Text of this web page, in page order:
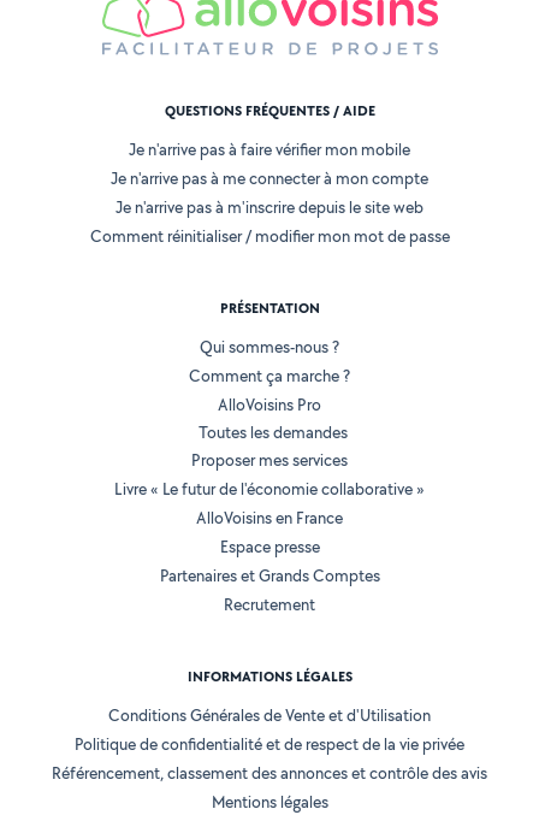
QUESTIONS FRÉQUENTES / AIDE
Je n'arrive pas à faire vérifier mon mobile
Je n'arrive pas à me connecter à mon compte
Je n'arrive pas à m'inscrire depuis le site web
Comment réinitialiser / modifier mon mot de passe
PRÉSENTATION
Qui sommes-nous ?
Comment ça marche ?
AlloVoisins Pro
Toutes les demandes
Proposer mes services
Livre « Le futur de l'économie collaborative »
AlloVoisins en France
Espace presse
Partenaires et Grands Comptes
Recrutement
INFORMATIONS LÉGALES
Conditions Générales de Vente et d'Utilisation
Politique de confidentialité et de respect de la vie privée
Référencement, classement des annonces et contrôle des avis
Mentions légales